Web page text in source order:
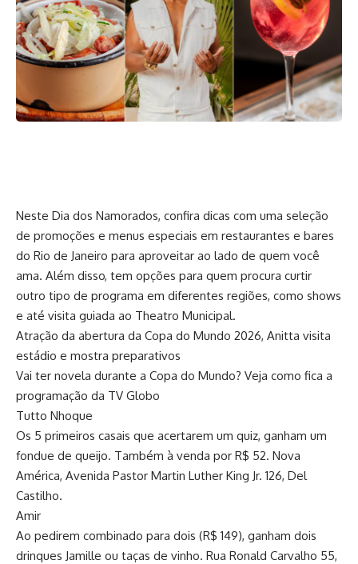
Neste Dia dos Namorados, confira dicas com uma seleção
de promoções e menus especiais em restaurantes e bares
do Rio de Janeiro para aproveitar ao lado de quem você
ama. Além disso, tem opções para quem procura curtir
outro tipo de programa em diferentes regiões, como shows
e até visita guiada ao Theatro Municipal.
Atração da abertura da Copa do Mundo 2026, Anitta visita
estádio e mostra preparativos
Vai ter novela durante a Copa do Mundo? Veja como fica a
programação da TV Globo
Tutto Nhoque
Os 5 primeiros casais que acertarem um quiz, ganham um
fondue de queijo. Também à venda por R$ 52. Nova
América, Avenida Pastor Martin Luther King Jr. 126, Del
Castilho.
Amir
Ao pedirem combinado para dois (R$ 149), ganham dois
drinques Jamille ou taças de vinho. Rua Ronald Carvalho 55,